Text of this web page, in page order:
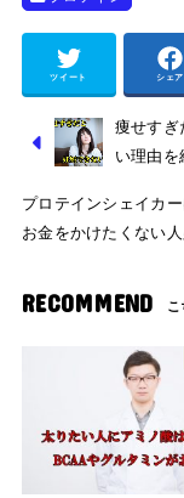
ツイート シェア
痩せすぎ
い理由を
プロテインシェイカ
お金をかけたくない人
RECOMMEND